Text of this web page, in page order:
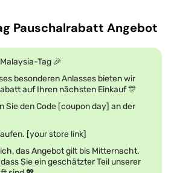
Pauschalrabatt Angebot
Tag 🎉
besonderen Anlasses bieten wir
auf Ihren nächsten Einkauf 🎊
Sie den Code [coupon day] an der
[your store link]
das Angebot gilt bis Mitternacht.
Sie ein geschätzter Teil unserer